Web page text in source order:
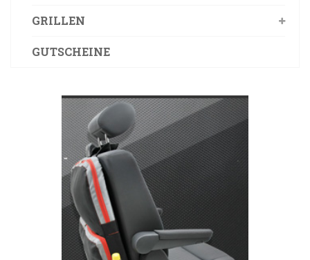
GRILLEN
GUTSCHEINE